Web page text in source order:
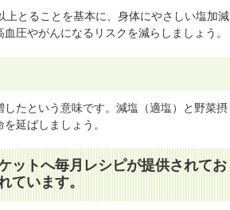
上とることを基本に、身体にやさしい塩加減
圧やがんになるリスクを減らしましょう。
たという意味です。減塩（適塩）と野菜摂
延ばしましょう。
ットへ毎月レシピが提供されてお
ています。